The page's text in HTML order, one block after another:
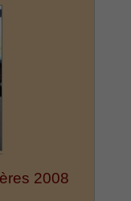
2008